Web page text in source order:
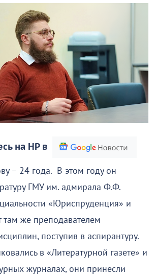
на НР в
– 24 года. В этом году он
ГМУ им. адмирала Ф.Ф.
«Юриспруденция» и
там же преподавателем
поступив в аспирантуру.
в «Литературной газете» и
журналах, они принесли